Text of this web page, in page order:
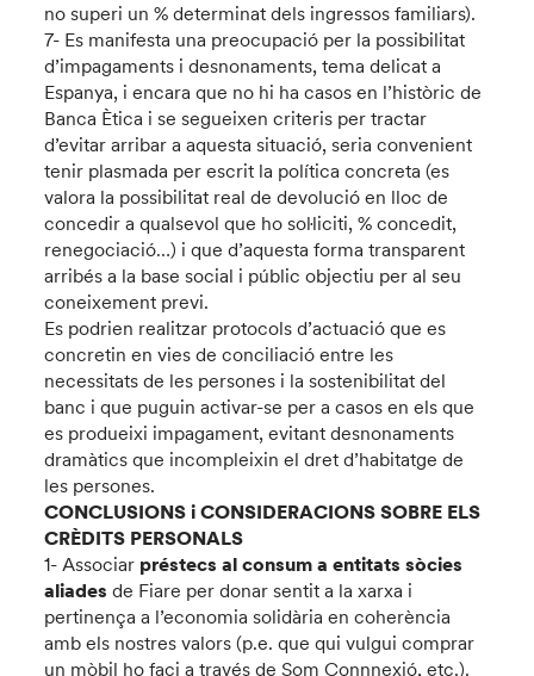
no superi un % determinat dels ingressos familiars).
7- Es manifesta una preocupació per la possibilitat
d’impagaments i desnonaments, tema delicat a
Espanya, i encara que no hi ha casos en l’històric de
Banca Ètica i se segueixen criteris per tractar
d’evitar arribar a aquesta situació, seria convenient
tenir plasmada per escrit la política concreta (es
valora la possibilitat real de devolució en lloc de
concedir a qualsevol que ho sol·liciti, % concedit,
renegociació…) i que d’aquesta forma transparent
arribés a la base social i públic objectiu per al seu
coneixement previ.
Es podrien realitzar protocols d’actuació que es
concretin en vies de conciliació entre les
necessitats de les persones i la sostenibilitat del
banc i que puguin activar-se per a casos en els que
es produeixi impagament, evitant desnonaments
dramàtics que incompleixin el dret d’habitatge de
les persones.
CONCLUSIONS i CONSIDERACIONS SOBRE ELS
CRÈDITS PERSONALS
1- Associar préstecs al consum a entitats sòcies
aliades de Fiare per donar sentit a la xarxa i
pertinença a l’economia solidària en coherència
amb els nostres valors (p.e. que qui vulgui comprar
un mòbil ho faci a través de Som Connnexió, etc.).